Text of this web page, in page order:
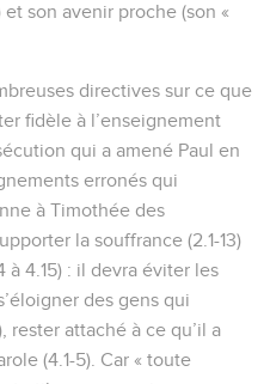
son avenir proche (son «
directives sur ce que
fidèle à l’enseignement
qui a amené Paul en
erronés qui
à Timothée des
la souffrance (2.1-13)
à 4.15) : il devra éviter les
des gens qui
rester attaché à ce qu’il a
(4.1-5). Car « toute